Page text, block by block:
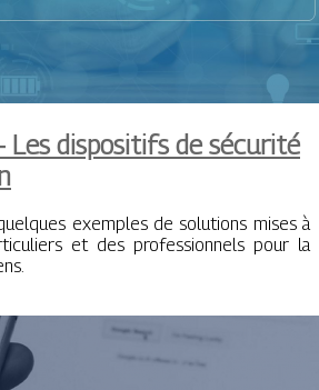
Les dispositifs de sécurité
exemples de solutions mises à
et des professionnels pour la